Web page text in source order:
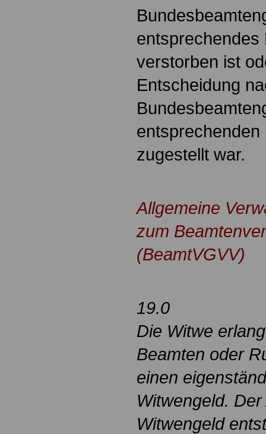
entsprechendes
verstorben ist
Entscheidung
zugestellt war.
Allgemeine
zum
(BeamtVGVV)
19.0
Die Witwe
Beamten oder
einen
Witwengeld.
Witwengeld